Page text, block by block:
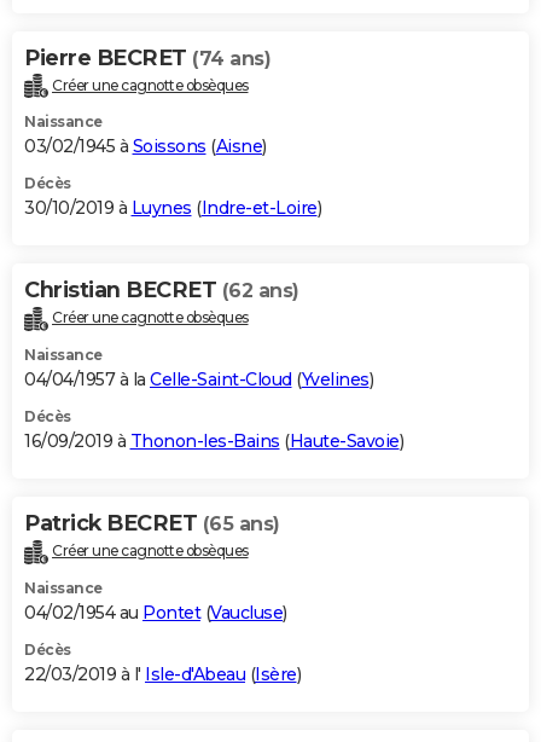
Pierre BECRET (74 ans)
Créer une cagnotte obsèques
Naissance
03/02/1945 à Soissons (Aisne)
Décès
30/10/2019 à Luynes (Indre-et-Loire)
Christian BECRET (62 ans)
Créer une cagnotte obsèques
Naissance
04/04/1957 à la Celle-Saint-Cloud (Yvelines)
Décès
16/09/2019 à Thonon-les-Bains (Haute-Savoie)
Patrick BECRET (65 ans)
Créer une cagnotte obsèques
Naissance
04/02/1954 au Pontet(Vaucluse)
Décès
22/03/2019 à l' Isle-d'Abeau (Isère)